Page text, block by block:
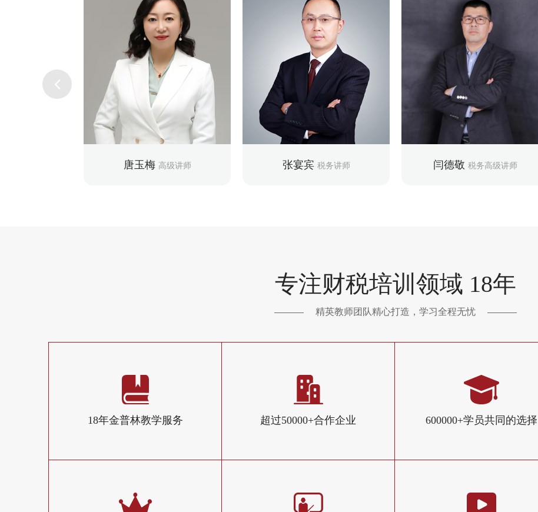
础 以多样化学习
唐玉梅 高级讲师
唐玉梅
高级讲师
25年工作经验 18年工作经验
教学理念：服务税收 帮助纳税人
教学擅长：企业所得税、个人所得税、
土地增值税、增值税、社保费、税收筹
划、税务稽查及房地产企业税等
张宴宾 税务讲师
张宴宾
税务讲师
25年工作经验 10年工作经验
教学理念：培训不仅仅是知识与经验分
享
教学擅长：增值税、企业所得税、土地
增值税
闫德敬 税务高级讲师
闫德敬
税务高级讲师
23年工作经验 11年工作经验
教学理念：培训也是品牌 培训到客户满
意 培训到客户传颂
教学擅长：企业纳税筹划与风险防控、
企业所得税、涉税发票管理与风险防范
专注财税培训领域 18年
精英教师团队精心打造，学习全程无忧
18年金普林教学服务 超过50000+合作企业 600000+学员共同的选择